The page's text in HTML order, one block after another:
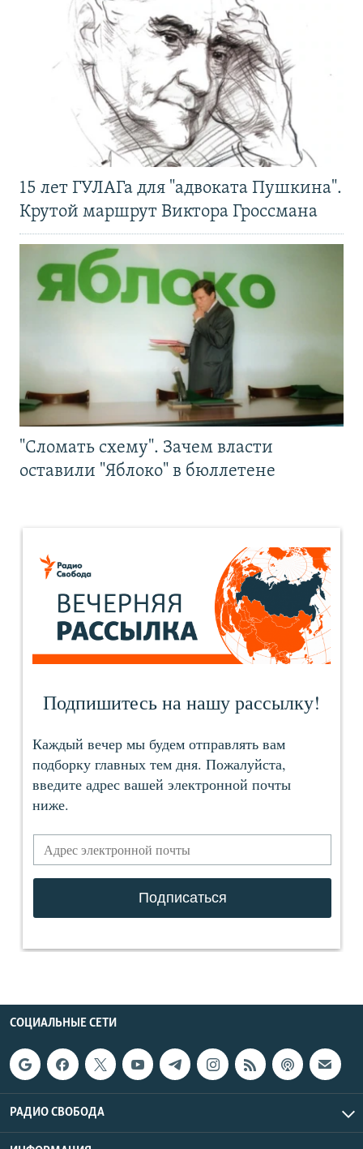
15 лет ГУЛАГа для "адвоката Пушкина".
Крутой маршрут Виктора Гроссмана
"Сломать схему". Зачем власти
оставили "Яблоко" в бюллетене
СОЦИАЛЬНЫЕ СЕТИ
РАДИО СВОБОДА